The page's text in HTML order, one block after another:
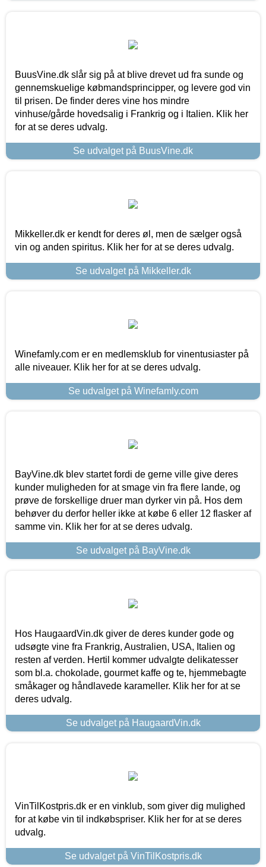
BuusVine.dk slår sig på at blive drevet ud fra sunde og
gennemskuelige købmandsprincipper, og levere god vin
til prisen. De finder deres vine hos mindre
vinhuse/gårde hovedsalig i Frankrig og i Italien. Klik her
for at se deres udvalg.
Se udvalget på BuusVine.dk
Mikkeller.dk er kendt for deres øl, men de sælger også
vin og anden spiritus. Klik her for at se deres udvalg.
Se udvalget på Mikkeller.dk
Winefamly.com er en medlemsklub for vinentusiaster på
alle niveauer. Klik her for at se deres udvalg.
Se udvalget på Winefamly.com
BayVine.dk blev startet fordi de gerne ville give deres
kunder muligheden for at smage vin fra flere lande, og
prøve de forskellige druer man dyrker vin på. Hos dem
behøver du derfor heller ikke at købe 6 eller 12 flasker af
samme vin. Klik her for at se deres udvalg.
Se udvalget på BayVine.dk
Hos HaugaardVin.dk giver de deres kunder gode og
udsøgte vine fra Frankrig, Australien, USA, Italien og
resten af verden. Hertil kommer udvalgte delikatesser
som bl.a. chokolade, gourmet kaffe og te, hjemmebagte
småkager og håndlavede karameller. Klik her for at se
deres udvalg.
Se udvalget på HaugaardVin.dk
VinTilKostpris.dk er en vinklub, som giver dig mulighed
for at købe vin til indkøbspriser. Klik her for at se deres
udvalg.
Se udvalget på VinTilKostpris.dk